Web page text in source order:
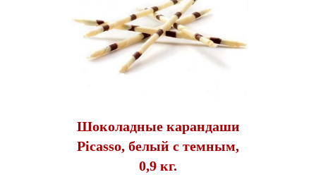
Шоколадные карандаши
Picasso, белый с темным,
0,9 кг.